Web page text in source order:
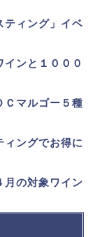
ィング」イベ
ンと１０００
マルゴー５種
ングでお得に
の対象ワイン